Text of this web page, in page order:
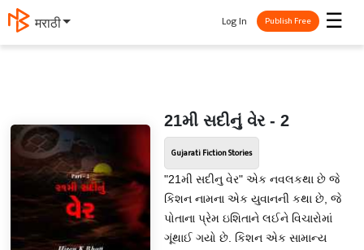
मराठी ☰
Log In Publish Free
21મી સદીનું વેર - 2
Gujarati Fiction Stories
"21મી સદીનુ વેર" એક નવલકથા છે જે
કિશન નામના એક યુવાનની કથા છે, જે
પોતાના પ્રેમ ઇશિતાને લઈને વિચારોમાં
ગૂંથાઈ ગયો છે. કિશન એક સામાન્ય